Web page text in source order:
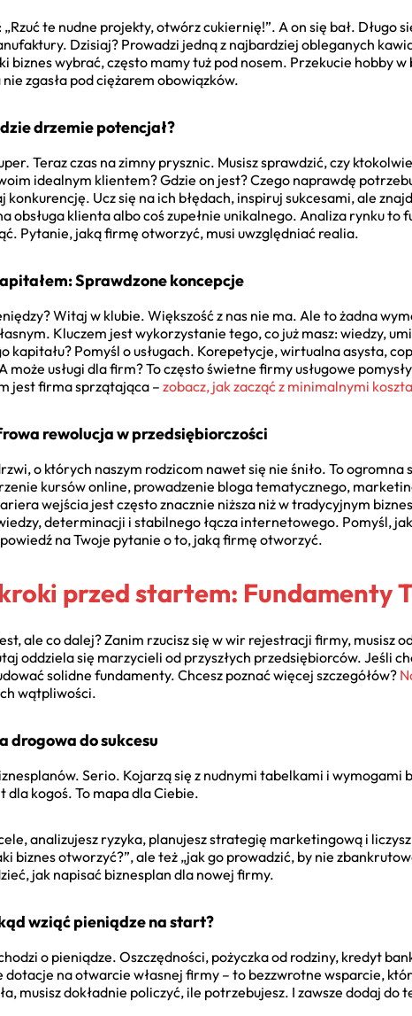
te nudne projekty, otwórz cukiernię!”. A on się bał. Długo
Dzisiaj? Prowadzi jedną z najbardziej obleganych
biznes wybrać, często mamy tuż pod nosem. Przekucie hobby
zgasła pod ciężarem obowiązków.
drzemie potencjał?
Teraz czas na zimny prysznic. Musisz sprawdzić, czy
idealnym klientem? Gdzie on jest? Czego naprawdę
konkurencję. Ucz się na ich błędach, inspiruj sukcesami, ale
obsługa klienta albo coś zupełnie unikalnego. Analiza rynku
Pytanie, jaką firmę otworzyć, musi uwzględniać realia.
Sprawdzone koncepcje
Witaj w klubie. Większość z nas nie ma. Ale to żadna
Kluczem jest wykorzystanie tego, co już masz: wiedzy,
kapitału? Pomyśl o usługach. Korepetycje, wirtualna asysta,
może usługi dla firm? To często świetne firmy usługowe
jest firma sprzątająca –zobacz, jak zacząć z minimalnymi
rewolucja w przedsiębiorczości
o których naszym rodzicom nawet się nie śniło. To
kursów online, prowadzenie bloga tematycznego,
wejścia jest często znacznie niższa niż w tradycyjnym
determinacji i stabilnego łącza internetowego. Pomyśl,
na Twoje pytanie o to, jaką firmę otworzyć.
przed startem: Fundamenty
ale co dalej? Zanim rzucisz się w wir rejestracji firmy, musisz
oddziela się marzycieli od przyszłych przedsiębiorców. Jeśli
solidne fundamenty. Chcesz poznać więcej szczegółów?
wątpliwości.
drogowa do sukcesu
Serio. Kojarzą się z nudnymi tabelkami i wymogami
dla kogoś. To mapa dla Ciebie.
analizujesz ryzyka, planujesz strategię marketingową i
biznes otworzyć?”, ale też „jak go prowadzić, by nie
jak napisać biznesplan dla nowej firmy.
wziąć pieniądze na start?
o pieniądze. Oszczędności, pożyczka od rodziny, kredyt
dotacje na otwarcie własnej firmy – to bezzwrotne wsparcie,
musisz dokładnie policzyć, ile potrzebujesz. I zawsze dodaj